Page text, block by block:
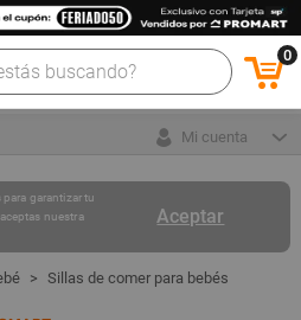
0
Mi cuenta
Aceptar
garantizar tu
nuestra
Sillas de comer para bebés